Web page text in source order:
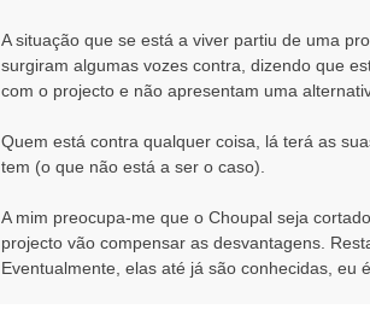
A situação que se está a viver partiu de uma
surgiram algumas vozes contra, dizendo que
com o projecto e não apresentam uma
Quem está contra qualquer coisa, lá terá as
tem (o que não está a ser o caso).
A mim preocupa-me que o Choupal seja
projecto vão compensar as desvantagens.
Eventualmente, elas até já são conhecidas, eu